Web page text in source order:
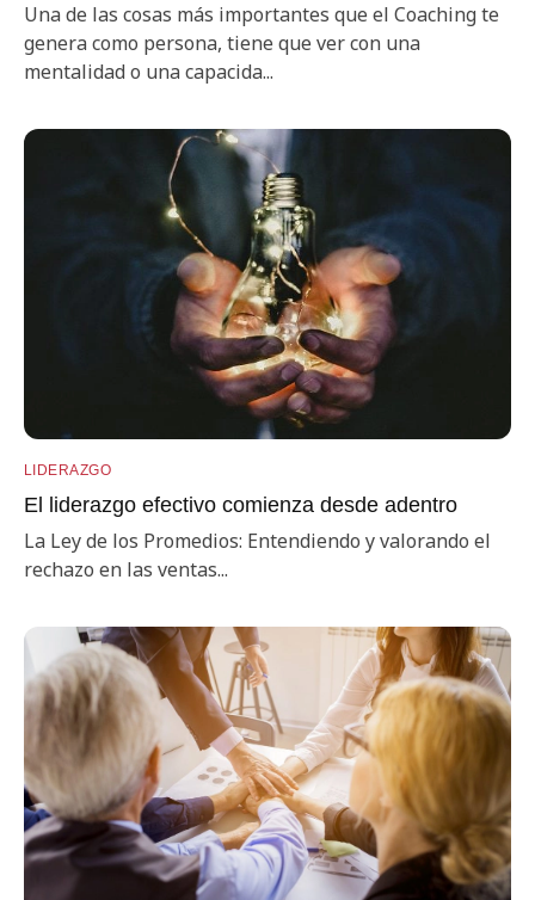
Una de las cosas más importantes que el Coaching te
genera como persona, tiene que ver con una
mentalidad o una capacida...
LIDERAZGO
El liderazgo efectivo comienza desde adentro
La Ley de los Promedios: Entendiendo y valorando el
rechazo en las ventas...